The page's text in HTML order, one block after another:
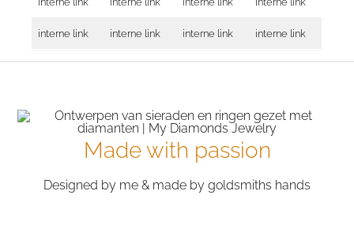
interne link interne link interne link interne link
Made with passion
Designed by me & made by goldsmiths hands